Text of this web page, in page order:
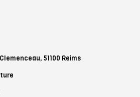
51100 Reims